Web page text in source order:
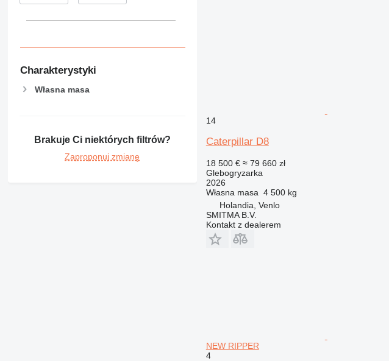
Charakterystyki
Własna masa
Brakuje Ci niektórych filtrów?
Zaproponuj zmianę
14
Caterpillar D8
18 500 € ≈ 79 660 zł
Glebogryzarka
2026
Własna masa 4 500 kg
Holandia, Venlo
SMITMA B.V.
Kontakt z dealerem
NEW RIPPER
4